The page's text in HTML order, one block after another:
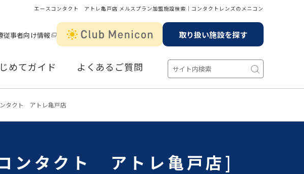
エースコンタクト アトレ亀戸店 メルスプラン加盟施設検索│コンタクトレンズのメニコン
従事者向け情報 取り扱い施設を探す
めてガイド よくあるご質問
タクト アトレ亀戸店
ンタクト アトレ亀戸店]